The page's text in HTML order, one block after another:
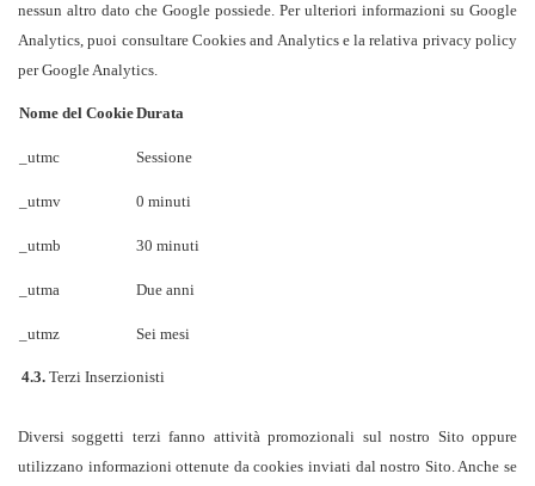
nessun altro dato che Google possiede. Per ulteriori informazioni su Google
Analytics, puoi consultare Cookies and Analyticse la relativa privacy policy
perGoogle Analytics.
Nome del CookieDurata
_utmc Sessione
_utmv 0 minuti
_utmb 30 minuti
_utma Due anni
_utmz Sei mesi
4.3. Terzi Inserzionisti
Diversi soggetti terzi fanno attività promozionali sul nostro Sito oppure
utilizzano informazioni ottenute da cookies inviati dal nostro Sito. Anche se